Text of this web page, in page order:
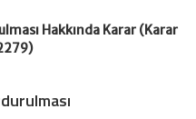
Hakkında Karar (Karar